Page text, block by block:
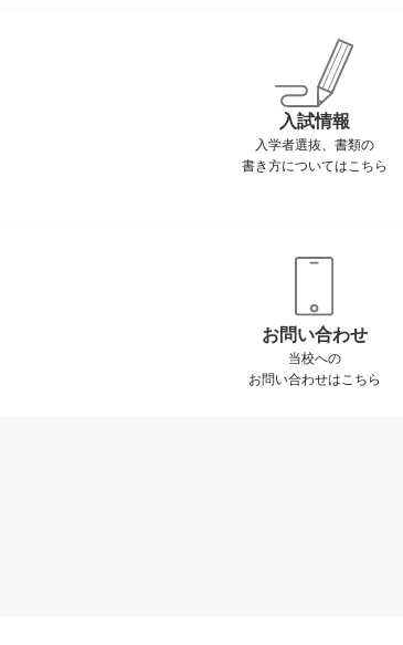
入試情報
入学者選抜、書類の
書き方についてはこちら
お問い合わせ
当校への
お問い合わせはこちら